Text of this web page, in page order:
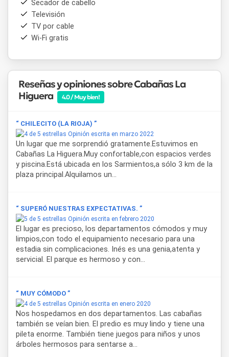
niños, lo que lo convierte en una alternativa de alojamiento
en Chilecito apta para estadías familiares en cualquier
época del año.
por su entorno de quebradas y viñedos. Desde el complejo
se puede acceder fácilmente a laCuesta de Miranda, al
Parque Nacional Talampaya
, a la
Estación Aérea La
Riojay a las bodegas de la región vitivinícola delValle de
Famatina, entre otros atractivos de la zona.
Secador de cabello
Televisión
TV por cable
Wi-Fi gratis
Reseñas y opiniones sobre Cabañas La
Higuera
4.0 / Muy bien!
“ CHILECITO (LA RIOJA) ”
Opinión escrita en marzo 2022
Un lugar que me sorprendió gratamente.Estuvimos en
Cabañas La Higuera.Muy confortable,con espacios verdes
y piscina.Está ubicada en los Sarmientos,a sólo 3 km de la
plaza principal.Alquilamos un...
“ SUPERÓ NUESTRAS EXPECTATIVAS. ”
Opinión escrita en febrero 2020
El lugar es precioso, los departamentos cómodos y muy
limpios,con todo el equipamiento necesario para una
estadia sin complicaciones. Inés es una genia,atenta y
servicial. El parque es hermoso y con...
“ MUY CÓMODO ”
Opinión escrita en enero 2020
Nos hospedamos en dos departamentos. Las cabañas
también se veían bien. El predio es muy lindo y tiene una
pileta enorme. También tiene juegos para niños y unos
árboles hermosos para sentarse a...